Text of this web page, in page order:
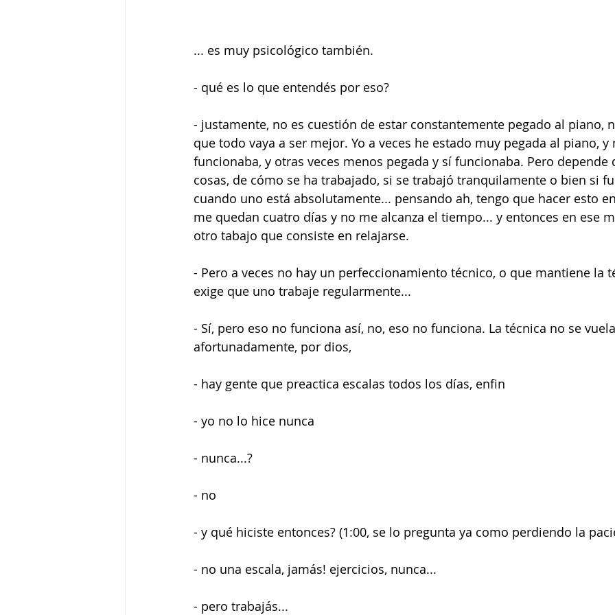
... es muy psicológico también.
- qué es lo que entendés por eso?
- justamente, no es cuestión de estar constantemente pegado al piano,
que todo vaya a ser mejor. Yo a veces he estado muy pegada al piano, y
funcionaba, y otras veces menos pegada y sí funcionaba. Pero depende
cosas, de cómo se ha trabajado, si se trabajó tranquilamente o bien si
cuando uno está absolutamente... pensando ah, tengo que hacer esto
me quedan cuatro días y no me alcanza el tiempo... y entonces en ese
otro tabajo que consiste en relajarse.
- Pero a veces no hay un perfeccionamiento técnico, o que mantiene la
exige que uno trabaje regularmente...
- Sí, pero eso no funciona así, no, eso no funciona. La técnica no se vuela
afortunadamente, por dios,
- hay gente que preactica escalas todos los días, enfin
- yo no lo hice nunca
- nunca...?
- no
- y qué hiciste entonces? (1:00, se lo pregunta ya como perdiendo la
- no una escala, jamás! ejercicios, nunca...
- pero trabajás...